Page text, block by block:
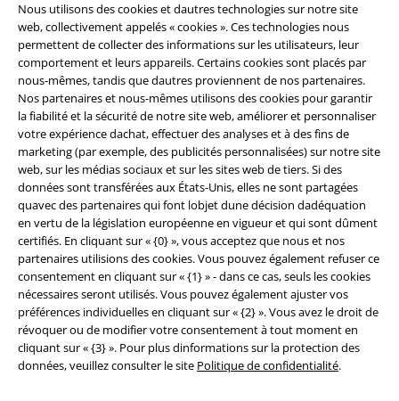
Nous utilisons des cookies et dautres technologies sur notre site
web, collectivement appelés « cookies ». Ces technologies nous
permettent de collecter des informations sur les utilisateurs, leur
comportement et leurs appareils. Certains cookies sont placés par
nous-mêmes, tandis que dautres proviennent de nos partenaires.
Nos partenaires et nous-mêmes utilisons des cookies pour garantir
la fiabilité et la sécurité de notre site web, améliorer et personnaliser
votre expérience dachat, effectuer des analyses et à des fins de
marketing (par exemple, des publicités personnalisées) sur notre site
web, sur les médias sociaux et sur les sites web de tiers. Si des
données sont transférées aux États-Unis, elles ne sont partagées
quavec des partenaires qui font lobjet dune décision dadéquation
en vertu de la législation européenne en vigueur et qui sont dûment
certifiés. En cliquant sur « {0} », vous acceptez que nous et nos
partenaires utilisions des cookies. Vous pouvez également refuser ce
consentement en cliquant sur « {1} » - dans ce cas, seuls les cookies
nécessaires seront utilisés. Vous pouvez également ajuster vos
préférences individuelles en cliquant sur « {2} ». Vous avez le droit de
révoquer ou de modifier votre consentement à tout moment en
cliquant sur « {3} ». Pour plus dinformations sur la protection des
données, veuillez consulter le site Politique de confidentialité.
Légal
Conditions générales
Éditeur
Clauses de confidentialité
Élimination des déchets et protection de l'environnement
Déclaration de Conformité